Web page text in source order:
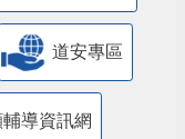
道安專區
導資訊網